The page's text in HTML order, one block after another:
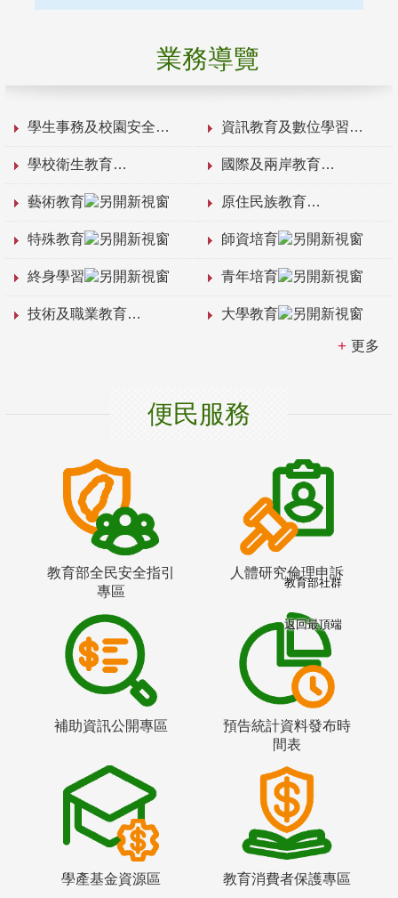
業務導覽
學生事務及校園安全 資訊教育及數位學習
學校衛生教育 國際及兩岸教育
藝術教育 原住民族教育
特殊教育 師資培育
終身學習 青年培育
技術及職業教育 大學教育
更多
便民服務
教育部全民安全指引
專區
人體研究倫理申訴
補助資訊公開專區
預告統計資料發布時
間表
學產基金資源區 教育消費者保護專區
教育部社群
返回最頂端